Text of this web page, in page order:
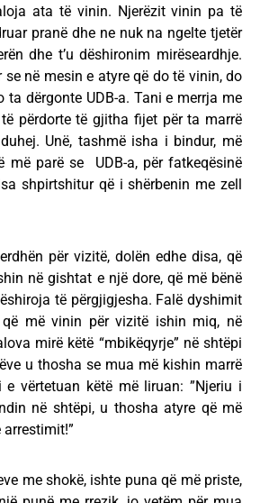
ata të vinin. Njerëzit vinin pa të
pranë dhe ne nuk na ngelte tjetër
dhe t’u dëshironim mirëseardhje.
në mesin e atyre që do të vinin, do
dërgonte UDB-a. Tani e merrja me
përdorte të gjitha fijet për ta marrë
Unë, tashmë isha i bindur, më
më parë se UDB-a, për fatkeqësinë
shpirtshitur që i shërbenin me zell
për vizitë, dolën edhe disa, që
në gishtat e një dore, që më bënë
të përgjigjesha. Falë dyshimit
më vinin për vizitë ishin miq, në
mirë këtë “mbikëqyrje” në shtëpi
u thosha se mua më kishin marrë
vërtetuan këtë më liruan: ”Njeriu i
në shtëpi, u thosha atyre që më
arrestimit!”
me shokë, ishte puna që më priste,